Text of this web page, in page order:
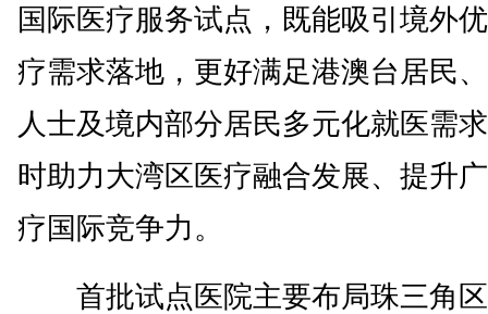
国际医疗服务试点，既能吸引境外
疗需求落地，更好满足港澳台居民
人士及境内部分居民多元化就医需
时助力大湾区医疗融合发展、提升
疗国际竞争力。
首批试点医院主要布局珠三角